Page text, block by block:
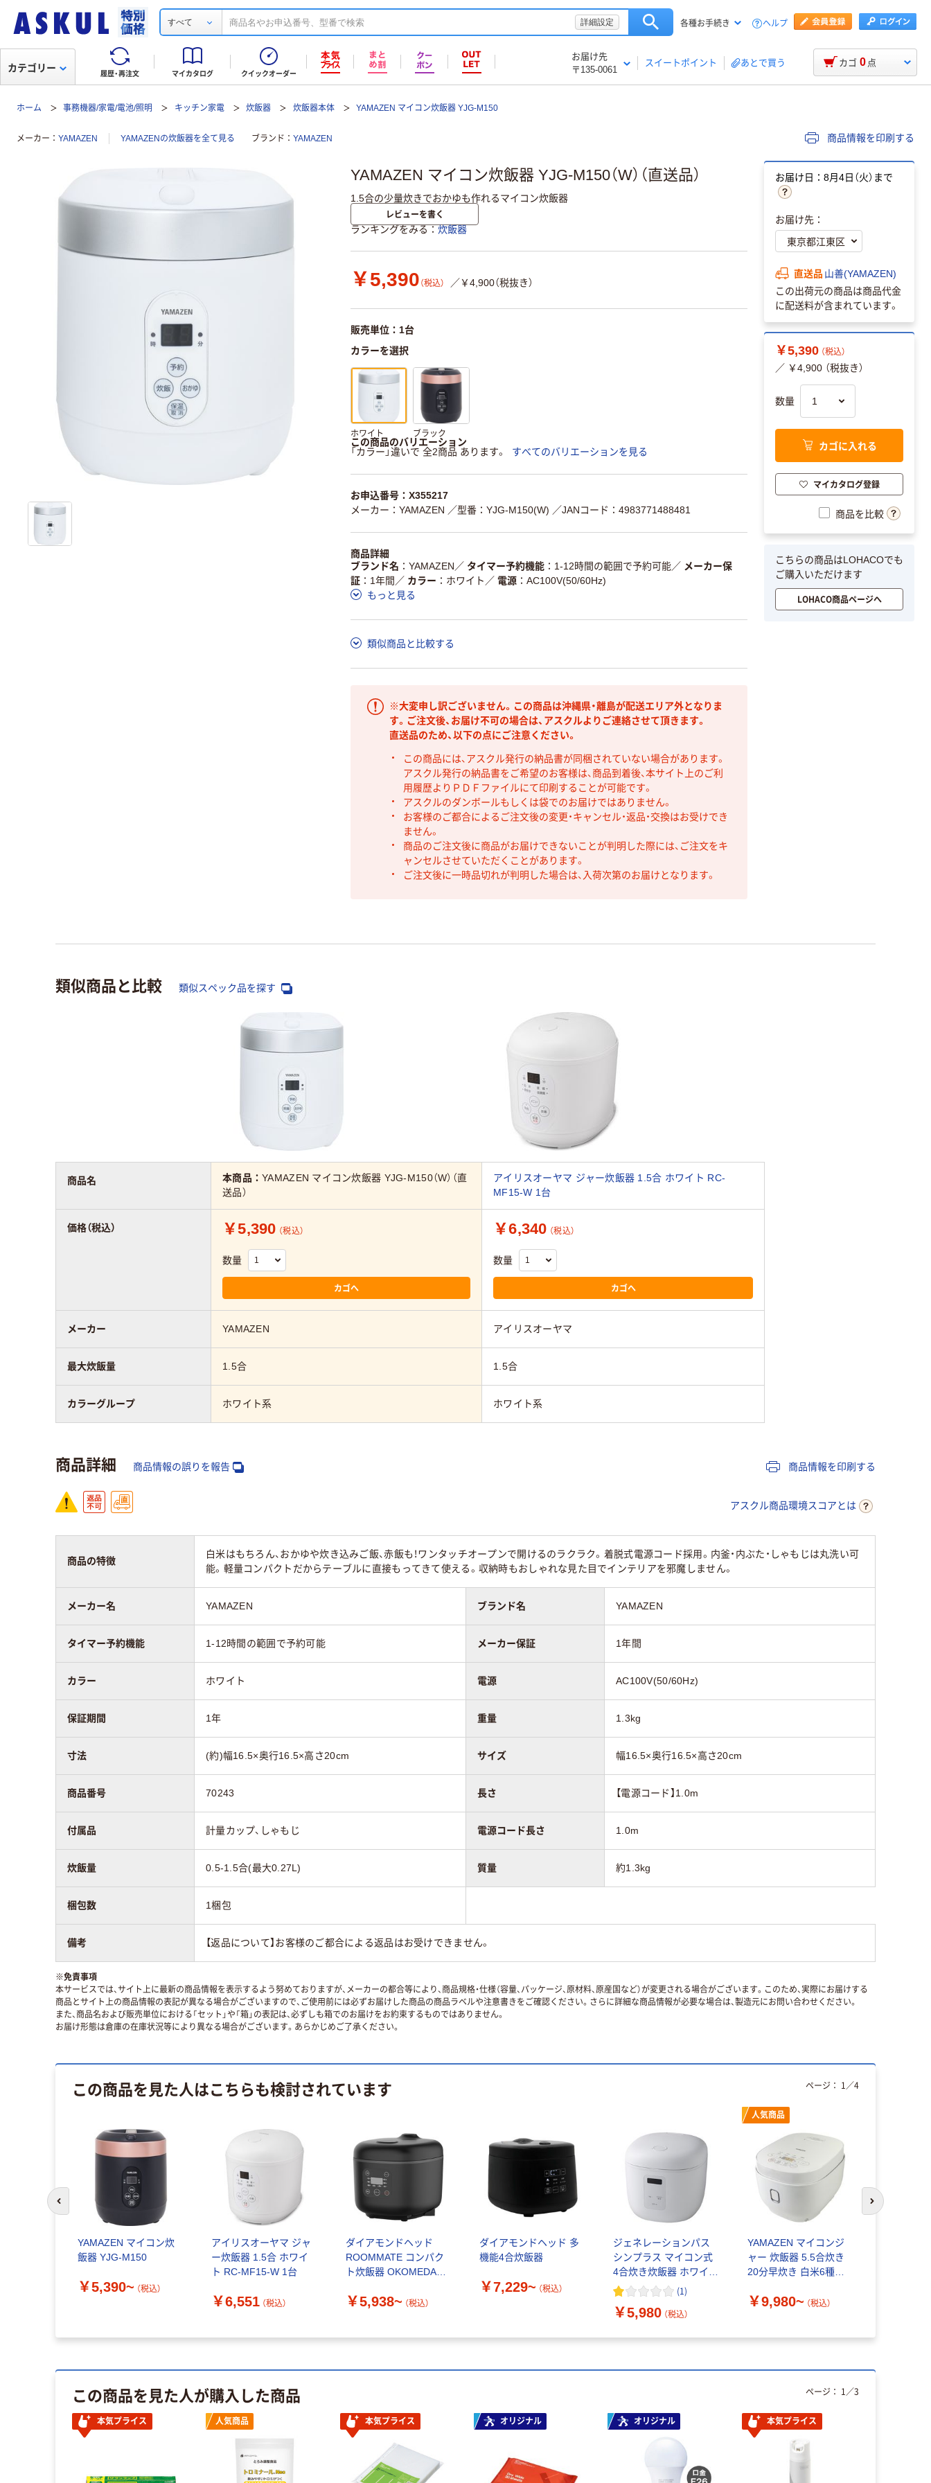
すべて 詳細設定 各種お手続き ヘルプ
履歴・再注文 マイカタログ クイックオーダー
お届け先
〒135-0061
スイートポイント あとで買う
カテゴリー カゴ 0 点
ホーム 事務機器/家電/電池/照明 キッチン家電 炊飯器 炊飯器本体 YAMAZEN マイコン炊飯器 YJG-M150
メーカー YAMAZEN YAMAZENの炊飯器を全て見る ブランド YAMAZEN 商品情報を印刷する
YAMAZEN マイコン炊飯器 YJG-M150（W）（直送品）
1.5合の少量炊きでおかゆも作れるマイコン炊飯器
レビューを書く
ランキングをみる 炊飯器
￥5,390 （税込） ／￥4,900（税抜き）
販売単位：1台
カラーを選択
ホワイト ブラック
この商品のバリエーション
「カラー」違いで 全2商品 あります。
すべてのバリエーションを見る
お申込番号：X355217
メーカー：YAMAZEN ／型番：YJG-M150(W) ／JANコード：4983771488481
商品詳細
ブランド名
YAMAZEN ／ タイマー予約機能 1-12時間の範囲で予約可能／ メーカー保
証
1年間 ／ カラー ホワイト ／ 電源
AC100V(50/60Hz)
もっと見る
類似商品と比較する
※大変申し訳ございません。この商品は沖縄県・離島が配送エリア外となりま
す。ご注文後、お届け不可の場合は、アスクルよりご連絡させて頂きます。
直送品のため、以下の点にご注意ください。
この商品には、アスクル発行の納品書が同梱されていない場合があります。
アスクル発行の納品書をご希望のお客様は、商品到着後、本サイト上のご利
用履歴よりＰＤＦファイルにて印刷することが可能です。
アスクルのダンボールもしくは袋でのお届けではありません。
お客様のご都合によるご注文後の変更・キャンセル・返品・交換はお受けでき
ません。
商品のご注文後に商品がお届けできないことが判明した際には、ご注文をキ
ャンセルさせていただくことがあります。
ご注文後に一時品切れが判明した場合は、入荷次第のお届けとなります。
お届け日：8月4日（火）まで
お届け先：
直送品 山善(YAMAZEN)
この出荷元の商品は商品代金
に配送料が含まれています。
￥5,390 （税込）
／ ￥4,900 （税抜き）
数量
カゴに入れる
マイカタログ登録
商品を比較
こちらの商品はLOHACOでも
ご購入いただけます
LOHACO商品ページへ
類似商品と比較 類似スペック品を探す
商品名 本商品：YAMAZEN マイコン炊飯器 YJG-M150（W）（直
送品）
アイリスオーヤマ ジャー炊飯器 1.5合 ホワイト RC-
MF15-W 1台
価格（税込） ￥5,390 （税込）
数量
カゴへ
￥6,340 （税込）
数量
カゴへ
メーカー YAMAZEN アイリスオーヤマ
最大炊飯量 1.5合 1.5合
カラーグループ ホワイト系 ホワイト系
商品詳細 商品情報の誤りを報告 商品情報を印刷する
アスクル商品環境スコアとは
商品の特徴
白米はもちろん、おかゆや炊き込みご飯、赤飯も！ワンタッチオープンで開けるのラクラク。着脱式電源コード採用。内釜・内ぶた・しゃもじは丸洗い可
能。軽量コンパクトだからテーブルに直接もってきて使える。収納時もおしゃれな見た目でインテリアを邪魔しません。
メーカー名 YAMAZEN ブランド名 YAMAZEN
タイマー予約機能 1-12時間の範囲で予約可能 メーカー保証 1年間
カラー ホワイト 電源 AC100V(50/60Hz)
保証期間 1年 重量 1.3kg
寸法 (約)幅16.5×奥行16.5×高さ20cm サイズ 幅16.5×奥行16.5×高さ20cm
商品番号 70243 長さ 【電源コード】1.0m
付属品 計量カップ、しゃもじ 電源コード長さ 1.0m
炊飯量 0.5-1.5合(最大0.27L) 質量 約1.3kg
梱包数 1梱包
備考 【返品について】お客様のご都合による返品はお受けできません。
※免責事項
本サービスでは、サイト上に最新の商品情報を表示するよう努めておりますが、メーカーの都合等により、商品規格・仕様（容量、パッケージ、原材料、原産国など）が変更される場合がございます。このため、実際にお届けする
商品とサイト上の商品情報の表記が異なる場合がございますので、ご使用前には必ずお届けした商品の商品ラベルや注意書きをご確認ください。さらに詳細な商品情報が必要な場合は、製造元にお問い合わせください。
また、商品名および販売単位における「セット」や「箱」の表記は、必ずしも箱でのお届けをお約束するものではありません。
お届け形態は倉庫の在庫状況等により異なる場合がございます。あらかじめご了承ください。
この商品を見た人はこちらも検討されています
YAMAZEN マイコン炊
飯器 YJG-M150
￥5,390~ （税込）
アイリスオーヤマ ジャ
ー炊飯器 1.5合 ホワイ
ト RC-MF15-W 1台
￥6,551 （税込）
ダイアモンドヘッド
ROOMMATE コンパク
ト炊飯器 OKOMEDAKI
￥5,938~ （税込）
ダイアモンドヘッド 多
機能4合炊飯器
￥7,229~ （税込）
ジェネレーションパス
シンプラス マイコン式
4合炊き炊飯器 ホワイト
SP-RCMC4-WH 1台
(1)
￥5,980 （税込）
人気商品
YAMAZEN マイコンジ
ャー 炊飯器 5.5合炊き
20分早炊き 白米6種炊
￥9,980~ （税込）
ページ： 1 ／4
前のスライドへ 次のスライド
この商品を見た人が購入した商品
本気プライス 人気商品 本気プライス オリジナル オリジナル 本気プライス
ページ： 1 ／3